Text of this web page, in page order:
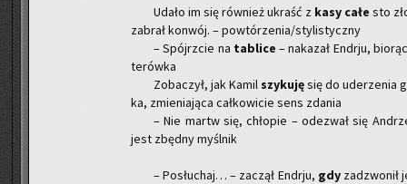
Udało im się rów­nież ukraść z kasy całe sto
za­brał kon­wój. – po­wtó­rze­nia/sty­li­stycz­ny
– Spójrz­cie na ta­bli­ce – na­ka­zał En­dr­ju,
te­rów­ka
Zo­ba­czył, jak Kamil szy­ku­jęsię do ude­rze­nia
ka, zmie­nia­ją­ca cał­ko­wi­cie sens zda­nia
– Nie martw się, chło­pie – ode­zwał się
jest zbęd­ny myśl­nik
– Po­słu­chaj… – za­czął En­dr­ju, gdyza­dzwo­nił